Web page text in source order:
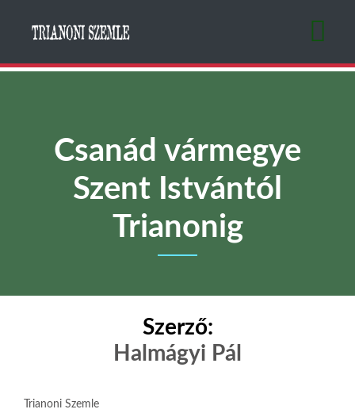
Csanád vármegye
Szent Istvántól
Trianonig
Szerző:
Halmágyi Pál
Trianoni Szemle